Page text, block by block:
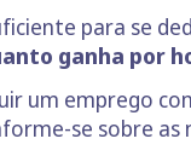
para se
ganha por
um emprego
se sobre as